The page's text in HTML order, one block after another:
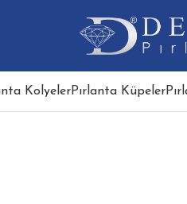
KolyelerPırlanta Küpeler